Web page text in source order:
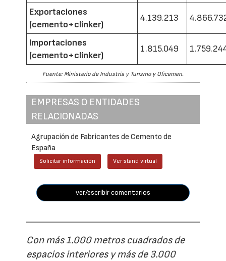
Exportaciones
(cemento+clínker)
4.139.213
Importaciones
(cemento+clínker)
1.815.049
Fuente: Ministerio de Industria y Turismo y Oficemen.
EMPRESAS O ENTIDADES
RELACIONADAS
Agrupación de Fabricantes de Cemento de
España
Solicitar información Ver stand virtual
ver/escribir comentarios
Con más 1.000 metros cuadrados de
espacios interiores y más de 3.000